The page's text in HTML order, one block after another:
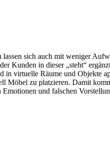
sich auch mit weniger
Kunden in dieser „steht“
in virtuelle Räume und Objekte
Möbel zu platzieren. Damit
und falschen